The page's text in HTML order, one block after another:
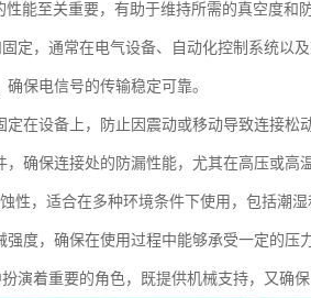
能至关重要，有助于维持所需的真空度和防
定，通常在电气设备、自动化控制系统以
保电信号的传输稳定可靠。
在设备上，防止因震动或移动导致连接松动
确保连接处的防漏性能，尤其在高压或高
，适合在多种环境条件下使用，包括潮湿
度，确保在使用过程中能够承受一定的压
演着重要的角色，既提供机械支持，又确保